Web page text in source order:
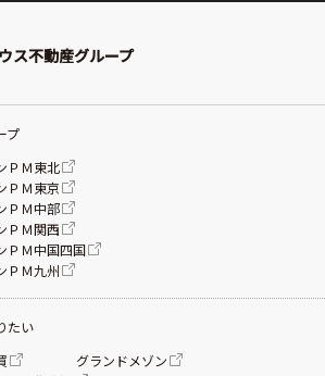
ス不動産グループ
プ
ＰＭ東北
ＰＭ東京
ＰＭ中部
ＰＭ関西
ＰＭ中国四国
ＰＭ九州
たい
グランドメゾン